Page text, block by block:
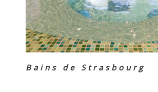
Bains de Strasbourg